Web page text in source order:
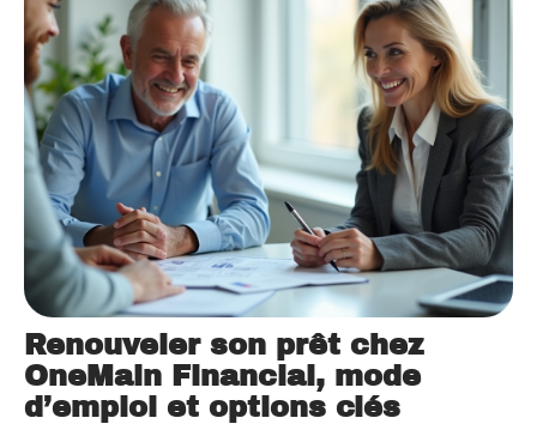
Renouveler son prêt chez
OneMain Financial, mode
d’emploi et options clés